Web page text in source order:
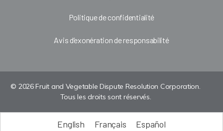
Politique de confidentialité
Avis d’exonération de responsabilité
© 2026 Fruit and Vegetable Dispute Resolution Corporation.
Tous les droits sont réservés.
English Français Español